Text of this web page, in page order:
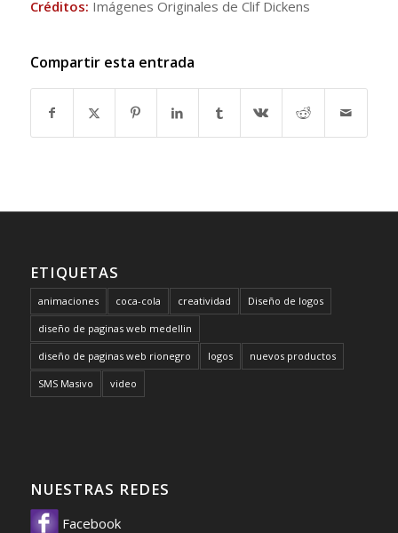
Créditos: Imágenes Originales de Clif Dickens
Compartir esta entrada
ETIQUETAS
animaciones coca-cola creatividad Diseño de logos
diseño de paginas web medellin
diseño de paginas web rionegro logos nuevos productos
SMS Masivo video
NUESTRAS REDES
Facebook